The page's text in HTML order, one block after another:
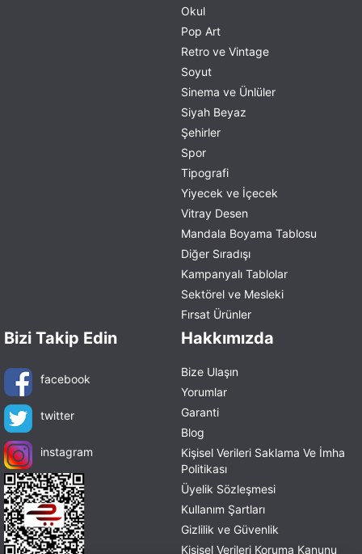
Okul
Pop Art
Retro ve Vintage
Soyut
Sinema ve Ünlüler
Siyah Beyaz
Şehirler
Spor
Tipografi
Yiyecek ve İçecek
Vitray Desen
Mandala Boyama Tablosu
Diğer Sıradışı
Kampanyalı Tablolar
Sektörel ve Mesleki
Fırsat Ürünler
Bizi Takip Edin
facebook
twitter
instagram
Hakkımızda
Bize Ulaşın
Yorumlar
Garanti
Blog
Kişisel Verileri Saklama Ve İmha
Politikası
Üyelik Sözleşmesi
Kullanım Şartları
Gizlilik ve Güvenlik
Kişisel Verileri Koruma Kanunu